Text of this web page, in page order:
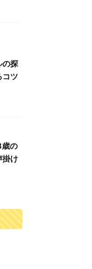
の探
コツ
歳の
掛け